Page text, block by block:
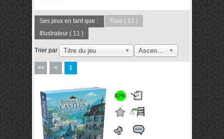
Ses jeux en tant que : Tous ( 11 )
Illustrateur ( 11 )
Trier par Titre du jeu
<< < 1
82%